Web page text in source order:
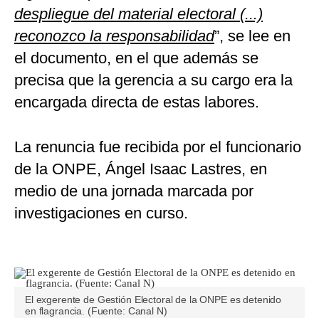
despliegue del material electoral (...)
reconozco la responsabilidad”, se lee en
el documento, en el que además se
precisa que la gerencia a su cargo era la
encargada directa de estas labores.
La renuncia fue recibida por el funcionario
de la ONPE, Ángel Isaac Lastres, en
medio de una jornada marcada por
investigaciones en curso.
El exgerente de Gestión Electoral de la ONPE es detenido
en flagrancia. (Fuente: Canal N)